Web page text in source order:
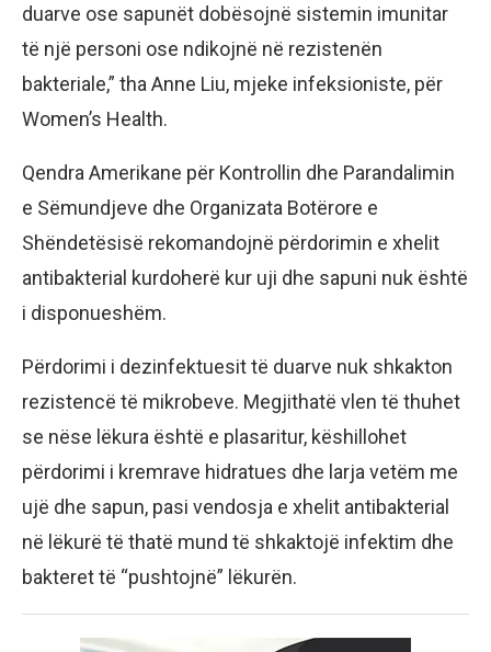
duarve ose sapunët dobësojnë sistemin imunitar
të një personi ose ndikojnë në rezistenën
bakteriale,” tha Anne Liu, mjeke infeksioniste, për
Women’s Health.
Qendra Amerikane për Kontrollin dhe Parandalimin
e Sëmundjeve dhe Organizata Botërore e
Shëndetësisë rekomandojnë përdorimin e xhelit
antibakterial kurdoherë kur uji dhe sapuni nuk është
i disponueshëm.
Përdorimi i dezinfektuesit të duarve nuk shkakton
rezistencë të mikrobeve. Megjithatë vlen të thuhet
se nëse lëkura është e plasaritur, këshillohet
përdorimi i kremrave hidratues dhe larja vetëm me
ujë dhe sapun, pasi vendosja e xhelit antibakterial
në lëkurë të thatë mund të shkaktojë infektim dhe
bakteret të “pushtojnë” lëkurën.